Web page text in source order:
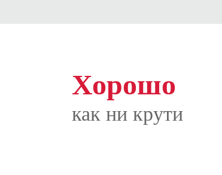
Хорошо
как ни крути